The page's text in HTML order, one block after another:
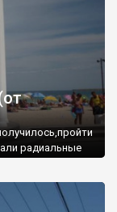
радиальные